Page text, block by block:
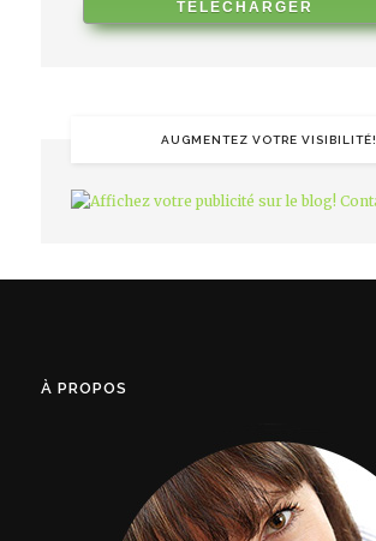
AUGMENTEZ VOTRE VISIBILITÉ!
À PROPOS